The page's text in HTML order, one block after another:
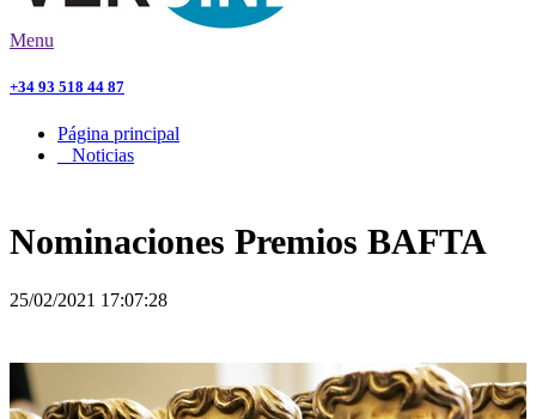
Menu
+34 93 518 44 87
Página principal
Noticias
Nominaciones Premios BAFTA
25/02/2021 17:07:28